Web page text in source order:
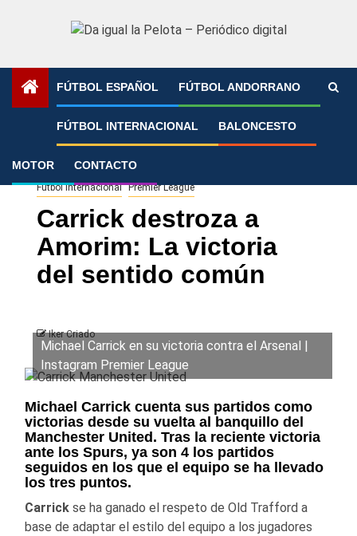
FÚTBOL ESPAÑOL FÚTBOL ANDORRANO
FÚTBOL INTERNACIONAL BALONCESTO
MOTOR CONTACTO
»
Fútbol Internacional Premier League
Carrick destroza a
Amorim: La victoria
del sentido común
Iker Criado
Michael Carrick en su victoria contra el Arsenal |
Instagram Premier League
Michael Carrick cuenta sus partidos como
victorias desde su vuelta al banquillo del
Manchester United. Tras la reciente victoria
ante los Spurs, ya son 4 los partidos
seguidos en los que el equipo se ha llevado
los tres puntos.
Carrick se ha ganado el respeto de Old Trafford a
base de adaptar el estilo del equipo a los jugadores